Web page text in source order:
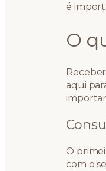
é
O
aqui
O
com o